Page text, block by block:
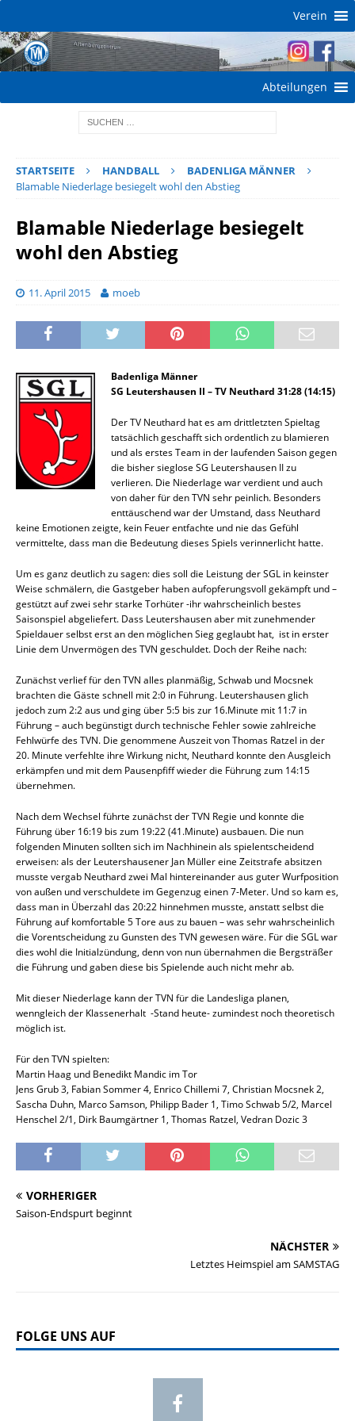
Verein
Abteilungen
STARTSEITE HANDBALL
BADENLIGA MÄNNER
Blamable Niederlage besiegelt wohl den Abstieg
Blamable Niederlage besiegelt
wohl den Abstieg
11. April 2015 moeb
Badenliga Männer
SG Leutershausen II – TV Neuthard 31:28 (14:15)
Der TV Neuthard hat es am drittletzten Spieltag
tatsächlich geschafft sich ordentlich zu blamieren
und als erstes Team in der laufenden Saison gegen
die bisher sieglose SG Leutershausen II zu
verlieren. Die Niederlage war verdient und auch
von daher für den TVN sehr peinlich. Besonders
enttäuschend war der Umstand, dass Neuthard
keine Emotionen zeigte, kein Feuer entfachte und nie das Gefühl
vermittelte, dass man die Bedeutung dieses Spiels verinnerlicht hatte.
Um es ganz deutlich zu sagen: dies soll die Leistung der SGL in keinster
Weise schmälern, die Gastgeber haben aufopferungsvoll gekämpft und –
gestützt auf zwei sehr starke Torhüter -ihr wahrscheinlich bestes
Saisonspiel abgeliefert. Dass Leutershausen aber mit zunehmender
Spieldauer selbst erst an den möglichen Sieg geglaubt hat, ist in erster
Linie dem Unvermögen des TVN geschuldet. Doch der Reihe nach:
Zunächst verlief für den TVN alles planmäßig, Schwab und Mocsnek
brachten die Gäste schnell mit 2:0 in Führung. Leutershausen glich
jedoch zum 2:2 aus und ging über 5:5 bis zur 16.Minute mit 11:7 in
Führung – auch begünstigt durch technische Fehler sowie zahlreiche
Fehlwürfe des TVN. Die genommene Auszeit von Thomas Ratzel in der
20. Minute verfehlte ihre Wirkung nicht, Neuthard konnte den Ausgleich
erkämpfen und mit dem Pausenpfiff wieder die Führung zum 14:15
übernehmen.
Nach dem Wechsel führte zunächst der TVN Regie und konnte die
Führung über 16:19 bis zum 19:22 (41.Minute) ausbauen. Die nun
folgenden Minuten sollten sich im Nachhinein als spielentscheidend
erweisen: als der Leutershausener Jan Müller eine Zeitstrafe absitzen
musste vergab Neuthard zwei Mal hintereinander aus guter Wurfposition
von außen und verschuldete im Gegenzug einen 7-Meter. Und so kam es,
dass man in Überzahl das 20:22 hinnehmen musste, anstatt selbst die
Führung auf komfortable 5 Tore aus zu bauen – was sehr wahrscheinlich
die Vorentscheidung zu Gunsten des TVN gewesen wäre. Für die SGL war
dies wohl die Initialzündung, denn von nun übernahmen die Bergsträßer
die Führung und gaben diese bis Spielende auch nicht mehr ab.
Mit dieser Niederlage kann der TVN für die Landesliga planen,
wenngleich der Klassenerhalt -Stand heute- zumindest noch theoretisch
möglich ist.
Für den TVN spielten:
Martin Haag und Benedikt Mandic im Tor
Jens Grub 3, Fabian Sommer 4, Enrico Chillemi 7, Christian Mocsnek 2,
Sascha Duhn, Marco Samson, Philipp Bader 1, Timo Schwab 5/2, Marcel
Henschel 2/1, Dirk Baumgärtner 1, Thomas Ratzel, Vedran Dozic 3
VORHERIGER
Saison-Endspurt beginnt
NÄCHSTER
Letztes Heimspiel am SAMSTAG
FOLGE UNS AUF